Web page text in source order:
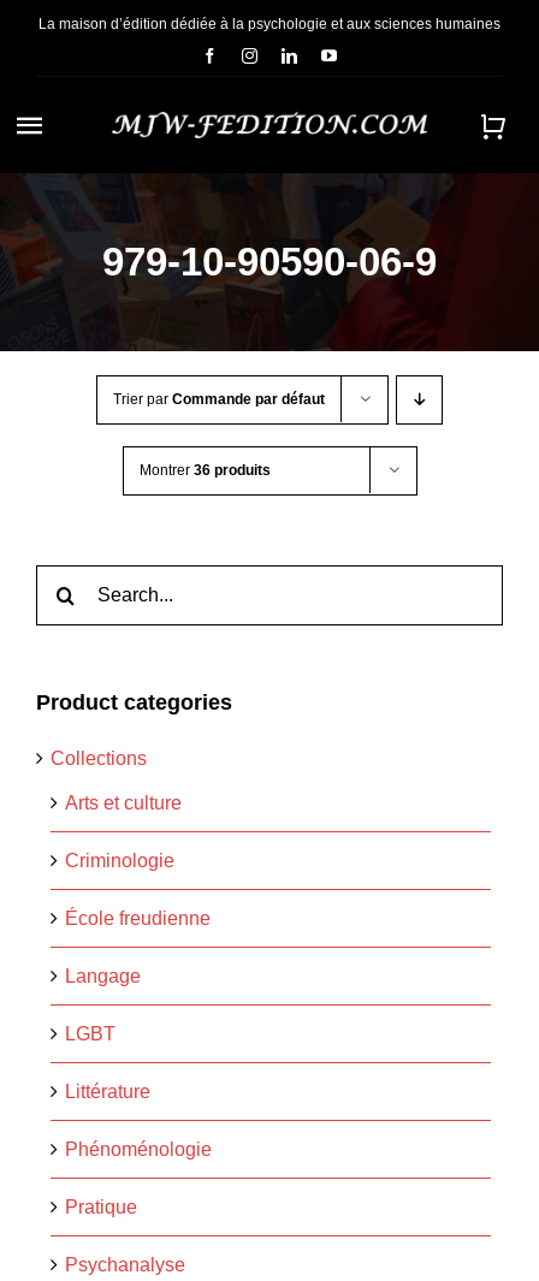
PasserLa maison d’édition dédiée à la psychologie et aux sciences humaines
Navigation
à
bascule
ACCUEIL
NOUS CONNAÎTRE
CONTACT
979-10-90590-06-9
Trier par Commande par défaut
Montrer 36 produits
Product categories
Collections
Arts et culture
Criminologie
École freudienne
Langage
LGBT
Littérature
Phénoménologie
Pratique
Psychanalyse